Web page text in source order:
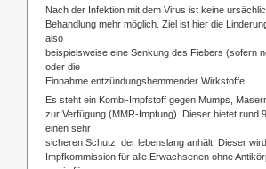
Nach der Infektion mit dem Virus ist keine
Behandlung mehr möglich. Ziel ist hier die
also
beispielsweise eine Senkung des Fiebers (sofern
oder die
Einnahme entzündungshemmender Wirkstoffe.
Es steht ein Kombi-Impfstoff gegen Mumps,
zur Verfügung (MMR-Impfung). Dieser bietet rund
einen sehr
sicheren Schutz, der lebenslang anhält. Dieser
Impfkommission für alle Erwachsenen ohne